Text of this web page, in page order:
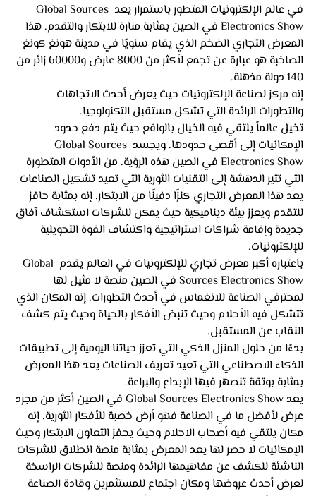
في عالم الإلكترونيات المتطور باستمرار يعد Global Sources
Electronics Show في الصين بمثابة منارة للابتكار والتقدم. هذا
المعرض التجاري الضخم الذي يقام سنويًا في مدينة هونغ كونغ
الصاخبة هو عبارة عن تجمع لأكثر من 8000 عارض و60000 زائر من
140 دولة مذهلة.
إنه مركز لصناعة الإلكترونيات حيث يعرض أحدث الاتجاهات
والتطورات الرائدة التي تشكل مستقبل التكنولوجيا.
تخيل عالماً يلتقي فيه الخيال بالواقع حيث يتم دفع حدود
الإمكانيات إلى أقصى حدودها. ويجسد Global Sources
Electronics Show في الصين هذه الرؤية. من الأدوات المتطورة
التي تثير الدهشة إلى التقنيات الثورية التي تعيد تشكيل الصناعات
يعد هذا المعرض التجاري كنزًا دفينًا من الابتكار. إنه بمثابة حافز
للتقدم ويعزز بيئة ديناميكية حيث يمكن للشركات استكشاف آفاق
جديدة وإقامة شراكات استراتيجية واكتشاف القوة التحويلية
للإلكترونيات.
باعتباره أكبر معرض تجاري للإلكترونيات في العالم يقدم Global
Sources Electronics Show في الصين منصة لا مثيل لها
لمحترفي الصناعة للانغماس في أحدث التطورات. إنه المكان الذي
تتشكل فيه الأحلام وحيث تنبض الأفكار بالحياة وحيث يتم كشف
النقاب عن المستقبل.
بدءًا من حلول المنزل الذكي التي تعزز حياتنا اليومية إلى تطبيقات
الذكاء الاصطناعي التي تعيد تعريف الصناعات يعد هذا المعرض
بمثابة بوتقة تنصهر فيها الإبداع والبراعة.
يعد Global Sources Electronics Show في الصين أكثر من مجرد
عرض لأفضل ما في الصناعة فهو أرض خصبة للأفكار الثورية. إنه
مكان يلتقي فيه أصحاب الاحلام وحيث يحفز التعاون الابتكار وحيث
الإمكانيات لا حصر لها يعد المعرض بمثابة منصة انطلاق للشركات
الناشئة للكشف عن مفاهيمها الرائدة ومنصة للشركات الراسخة
لعرض أحدث عروضها ومكان اجتماع للمستثمرين وقادة الصناعة